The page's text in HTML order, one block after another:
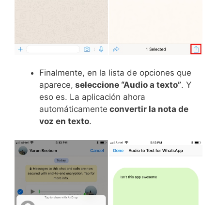
Finalmente, en la lista de opciones que
aparece, seleccione “Audio a texto”. Y
eso es. La aplicación ahora
automáticamente convertir la nota de
voz en texto.